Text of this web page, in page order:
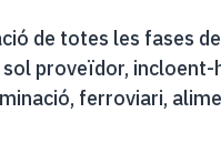
de totes les fases
proveïdor,
ferroviari,